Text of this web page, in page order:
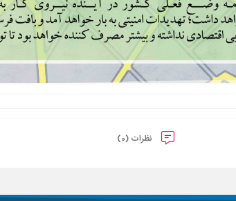
نظرات (0)